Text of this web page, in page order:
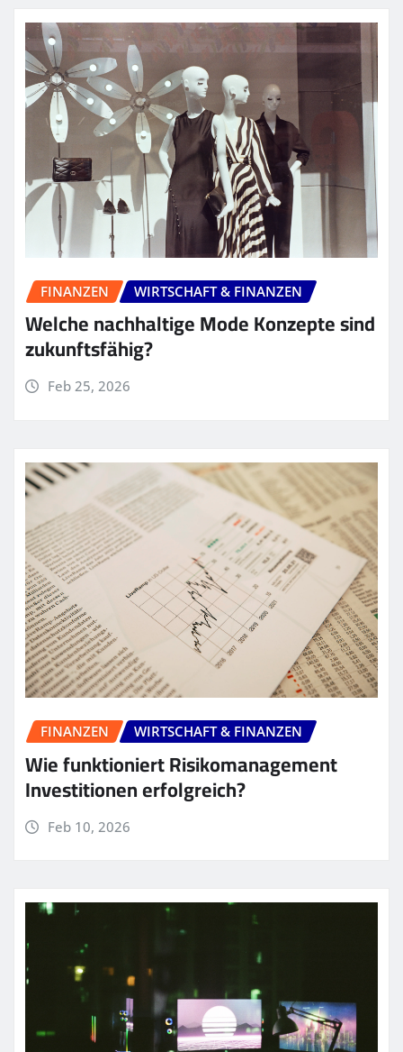
FINANZEN WIRTSCHAFT & FINANZEN
Welche nachhaltige Mode Konzepte sind
zukunftsfähig?
Feb 25, 2026
FINANZEN WIRTSCHAFT & FINANZEN
Wie funktioniert Risikomanagement
Investitionen erfolgreich?
Feb 10, 2026